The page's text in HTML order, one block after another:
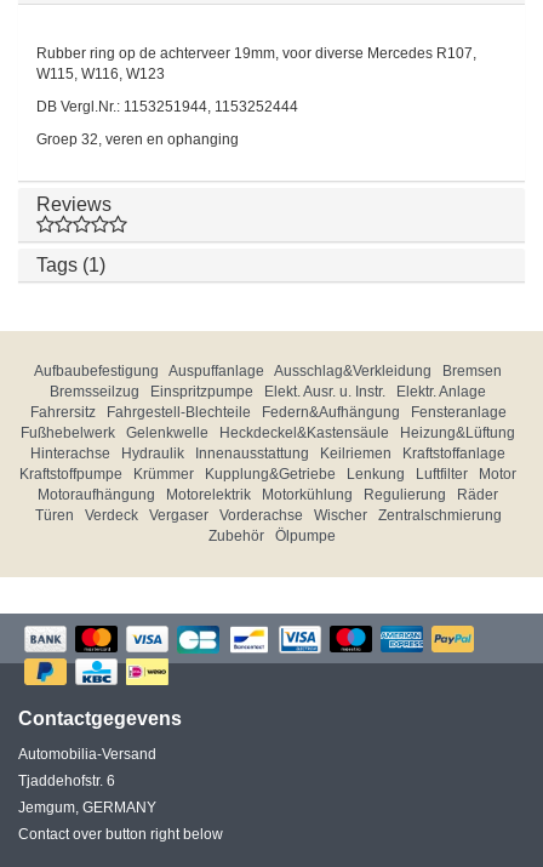
Rubber ring op de achterveer 19mm, voor diverse Mercedes R107,
W115, W116, W123
DB Vergl.Nr.: 1153251944, 1153252444
Groep 32, veren en ophanging
Reviews
Tags (1)
Aufbaubefestigung Auspuffanlage Ausschlag&Verkleidung
Bremsen
Bremsseilzug
Einspritzpumpe Elekt. Ausr. u. Instr.
Elektr. Anlage
Fahrersitz
Fahrgestell-Blechteile Federn&Aufhängung
Fensteranlage
Fußhebelwerk
Gelenkwelle Heckdeckel&Kastensäule
Heizung&Lüftung
Hinterachse
Hydraulik Innenausstattung Keilriemen
Kraftstoffanlage
Kraftstoffpumpe
Krümmer Kupplung&Getriebe Lenkung Luftfilter
Motor
Motoraufhängung
Motorelektrik Motorkühlung Regulierung
Räder
Türen
Verdeck Vergaser Vorderachse Wischer
Zentralschmierung
Zubehör
Ölpumpe
Contactgegevens
Automobilia-Versand
Tjaddehofstr. 6
Jemgum, GERMANY
Contact over button right below